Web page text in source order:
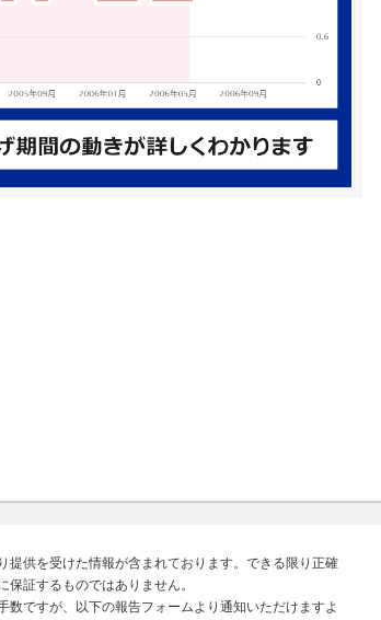
供を受けた情報が含まれております。できる限り正確
証するものではありません。
ですが、以下の報告フォームより通知いただけますよ